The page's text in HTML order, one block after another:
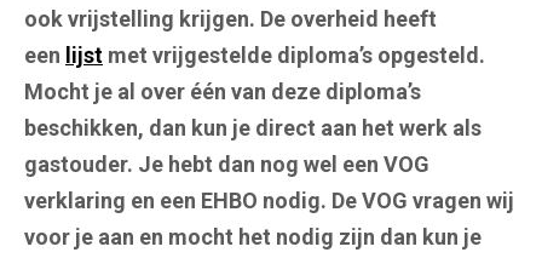
ook vrijstelling krijgen. De overheid heeft
een lijst met vrijgestelde diploma’s opgesteld.
Mocht je al over één van deze diploma’s
beschikken, dan kun je direct aan het werk als
gastouder. Je hebt dan nog wel een VOG
verklaring en een EHBO nodig. De VOG vragen wij
voor je aan en mocht het nodig zijn dan kun je